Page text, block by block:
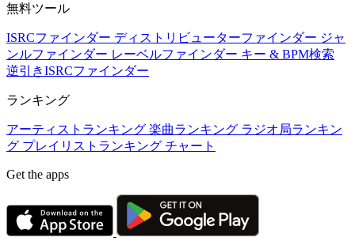
無料ツール
ISRCファインダー ディストリビューターファインダー ジャ
ンルファインダー レーベルファインダー キー & BPM検索
逆引きISRCファインダー
ランキング
アーティストランキング 楽曲ランキング ラジオ局ランキン
グ プレイリストランキング チャート
Get the apps